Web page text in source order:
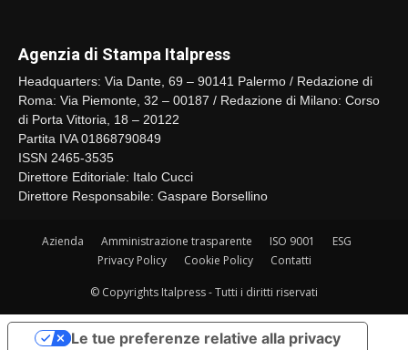
Agenzia di Stampa Italpress
Headquarters: Via Dante, 69 – 90141 Palermo / Redazione di
Roma: Via Piemonte, 32 – 00187 / Redazione di Milano: Corso
di Porta Vittoria, 18 – 20122
Partita IVA 01868790849
ISSN 2465-3535
Direttore Editoriale: Italo Cucci
Direttore Responsabile: Gaspare Borsellino
Azienda Amministrazione trasparente ISO 9001
ESG
Privacy Policy
Cookie Policy Contatti
© Copyrights Italpress - Tutti i diritti riservati
Le tue preferenze relative alla privacy